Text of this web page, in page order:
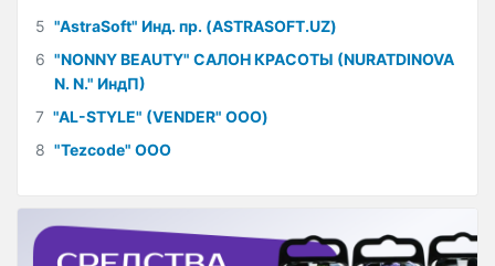
5 "AstraSoft" Инд. пр. (ASTRASOFT.UZ)
6 "NONNY BEAUTY" САЛОН КРАСОТЫ (NURATDINOVA
N. N." ИндП)
7 "AL-STYLE" (VENDER" ООО)
8 "Tezcode" ООО